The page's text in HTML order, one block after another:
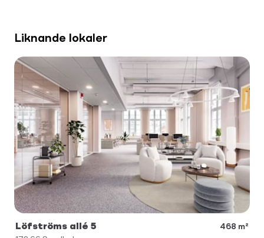
Liknande lokaler
Löfströms allé 5
468 m²